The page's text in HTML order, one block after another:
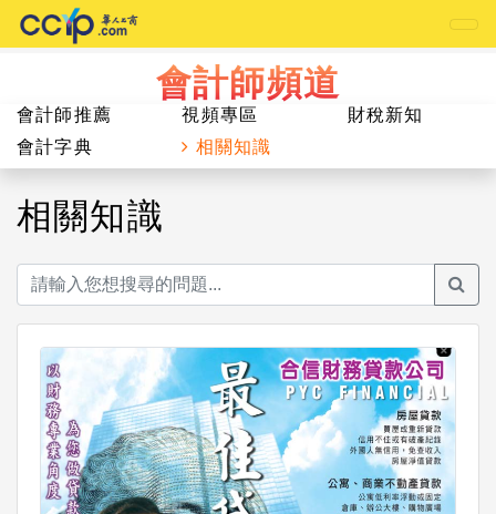
會計師頻道
會計師推薦 視頻專區
財稅新知
會計字典
相關知識
相關知識